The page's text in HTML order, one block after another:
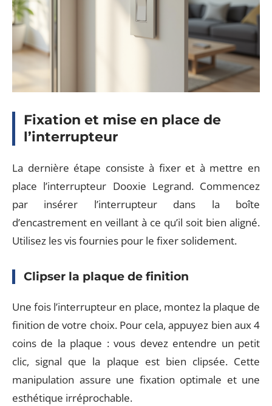
Fixation et mise en place de
l’interrupteur
La dernière étape consiste à fixer et à mettre en
place l’interrupteur Dooxie Legrand. Commencez
par insérer l’interrupteur dans la boîte
d’encastrement en veillant à ce qu’il soit bien aligné.
Utilisez les vis fournies pour le fixer solidement.
Clipser la plaque de finition
Une fois l’interrupteur en place, montez la plaque de
finition de votre choix. Pour cela, appuyez bien aux 4
coins de la plaque : vous devez entendre un petit
clic, signal que la plaque est bien clipsée. Cette
manipulation assure une fixation optimale et une
esthétique irréprochable.